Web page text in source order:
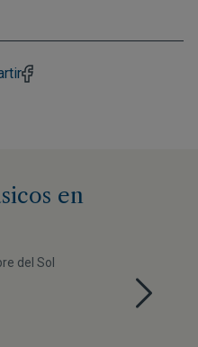
en
del Sol